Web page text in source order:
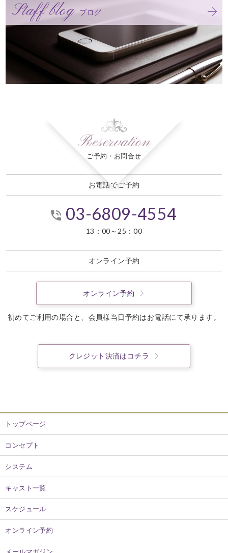
Staff blog ブログ
Reservation
ご予約・お問合せ
お電話でご予約
03-6809-4554
13：00～25：00
オンライン予約
オンライン予約
初めてご利用の場合と、会員様当日予約はお電話にて承ります。
クレジット決済はコチラ
トップページ
コンセプト
システム
キャスト一覧
スケジュール
オンライン予約